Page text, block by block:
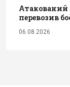
Атакований
перевозив
06.08.2026